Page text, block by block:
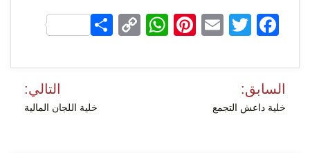
الرأي
Facebook
Twitter
Email
Pinterest
WhatsApp
Copy
Share
تصفّح
المقالات
السابق:
خلية داعش التجمع
التالي:
خلية اللجان المالية